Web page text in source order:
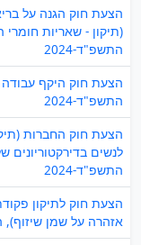
הצעת חוק הגנה על
(תיקון - שאריות חומרי
התשפ"ד-2024
הצעת חוק היקף
התשפ"ד-2024
הצעת חוק החברות
לנשים בדירקטוריונים
התשפ"ד-2024
הצעת חוק לתיקון
אזהרה על שמן שיזוף),